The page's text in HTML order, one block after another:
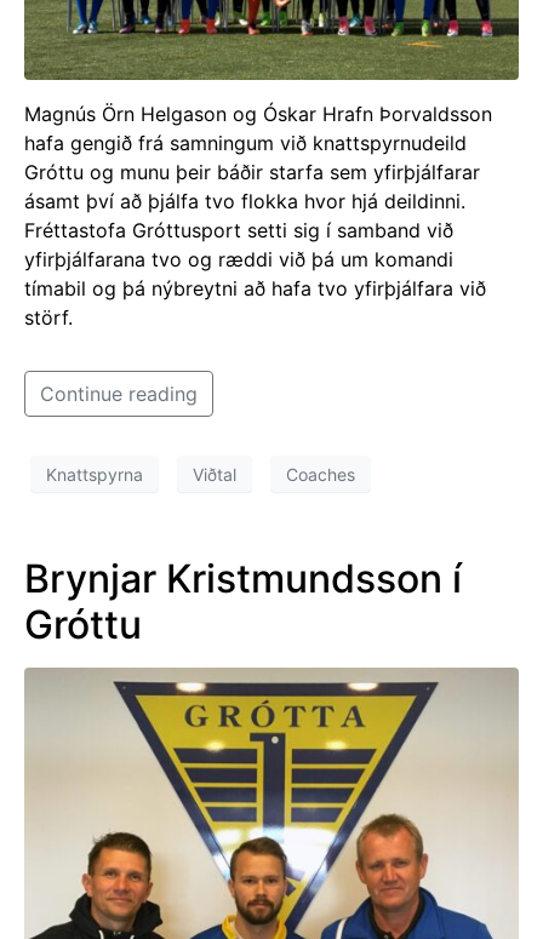
Magnús Örn Helgason og Óskar Hrafn Þorvaldsson
hafa gengið frá samningum við knattspyrnudeild
Gróttu og munu þeir báðir starfa sem yfirþjálfarar
ásamt því að þjálfa tvo flokka hvor hjá deildinni.
Fréttastofa Gróttusport setti sig í samband við
yfirþjálfarana tvo og ræddi við þá um komandi
tímabil og þá nýbreytni að hafa tvo yfirþjálfara við
störf.
Continue reading
Knattspyrna Viðtal Coaches
Brynjar Kristmundsson í
Gróttu